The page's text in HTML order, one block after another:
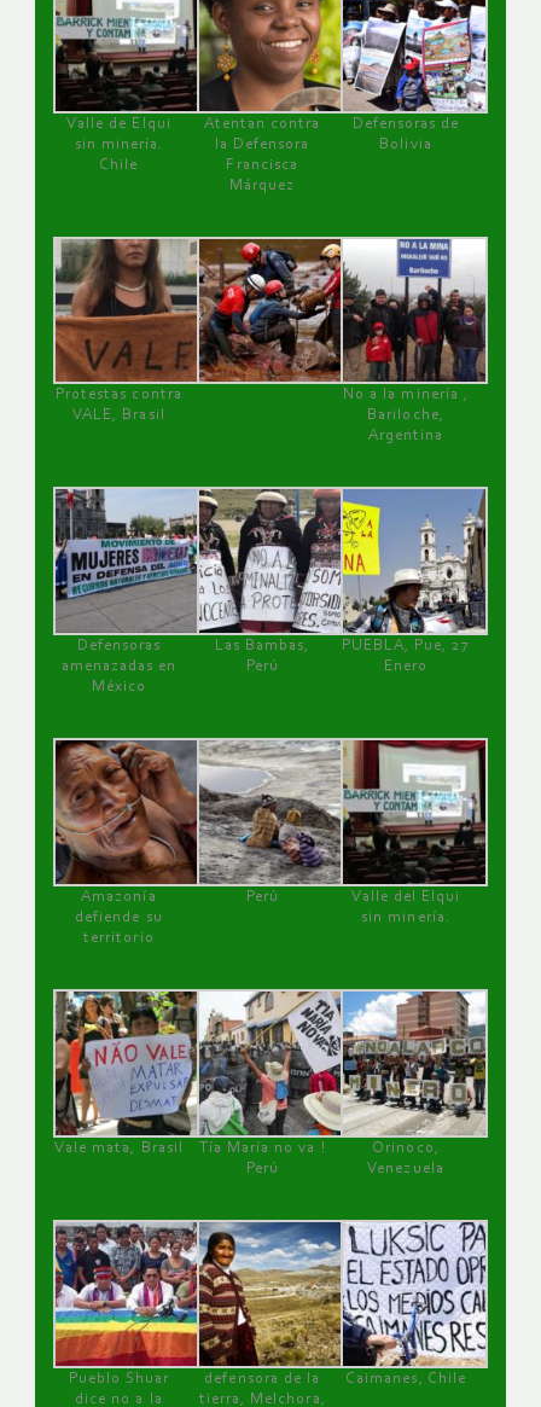
Valle de Elqui
sin minería.
Chile
Atentan contra
la Defensora
Francisca
Márquez
Defensoras de
Bolivia
Protestas contra
VALE, Brasil
No a la minería ,
Bariloche,
Argentina
Defensoras
amenazadas en
México
Las Bambas,
Perú
PUEBLA, Pue, 27
Enero
Amazonía
defiende su
territorio
Perú
Valle del Elqui
sin minería.
Vale mata, Brasil
Tía María no va !
Perú
Orinoco,
Venezuela
Pueblo Shuar
dice no a la
defensora de la
tierra, Melchora,
Caimanes, Chile